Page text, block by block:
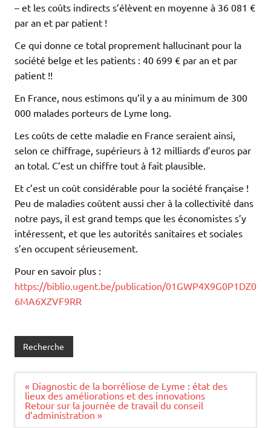
– et les coûts indirects s’élèvent en moyenne à 36 081 €
par an et par patient !
Ce qui donne ce total proprement hallucinant pour la
société belge et les patients : 40 699 € par an et par
patient !!
En France, nous estimons qu’il y a au minimum de 300
000 malades porteurs de Lyme long.
Les coûts de cette maladie en France seraient ainsi,
selon ce chiffrage, supérieurs à 12 milliards d’euros par
an total. C’est un chiffre tout à fait plausible.
Et c’est un coût considérable pour la société française !
Peu de maladies coûtent aussi cher à la collectivité dans
notre pays, il est grand temps que les économistes s’y
intéressent, et que les autorités sanitaires et sociales
s’en occupent sérieusement.
Pour en savoir plus :
https://biblio.ugent.be/publication/01GWP4X9G0P1DZ0
6MA6XZVF9RR
Recherche
Navigation
de
l’article
« Diagnostic de la borréliose de Lyme : état des
lieux des améliorations et des innovations
Retour sur la journée de travail du conseil
d’administration »